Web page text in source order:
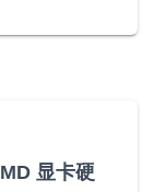
显卡硬